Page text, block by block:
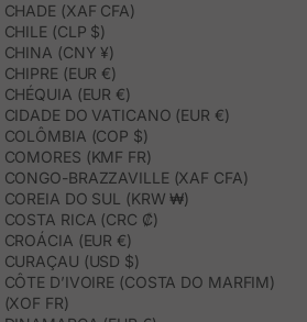
CHADE (XAF CFA)
CHILE (CLP $)
CHINA (CNY ¥)
CHIPRE (EUR €)
CHÉQUIA (EUR €)
CIDADE DO VATICANO (EUR €)
COLÔMBIA (COP $)
COMORES (KMF FR)
CONGO-BRAZZAVILLE (XAF CFA)
COREIA DO SUL (KRW ₩)
COSTA RICA (CRC ₡)
CROÁCIA (EUR €)
CURAÇAU (USD $)
CÔTE D’IVOIRE (COSTA DO MARFIM)
(XOF FR)